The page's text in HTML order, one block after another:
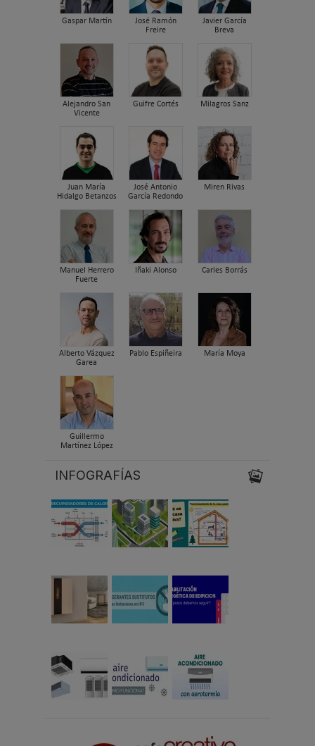
Gaspar Martín
José Ramón
Freire
Javier García
Breva
Alejandro San
Vicente
Guifre Cortés Milagros Sanz
Juan María
Hidalgo Betanzos
José Antonio
García Redondo
Miren Rivas
Manuel Herrero
Fuerte
Iñaki Alonso Carles Borrás
Alberto Vázquez
Garea
Pablo Espiñeira María Moya
Guillermo
Martínez López
INFOGRAFÍAS